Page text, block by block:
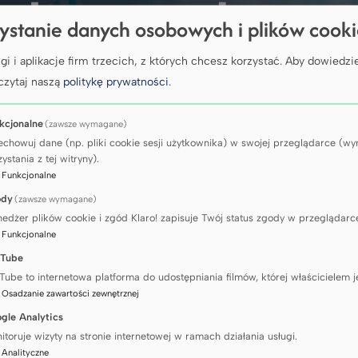
zespołami
ORGANIZACYJNA KONSULTACJE GRUPOWE DLA OSÓB ZARZĄDZAJĄCYCH ZESPOŁAMI
lub online) dla osób zarządzających zespołami
mogą podzielić się problemami dostrzeganymi w swoich
gronie, poświęcone określonej problematyce można
jednocześnie na trzy potrzeby: wsparcia, uczenia
danych osobowych i plików
i aplikacje firm trzecich, z których chcesz korzystać. Aby
naszą politykę prywatności.
(zawsze wymagane)
dane (np. pliki cookie sesji użytkownika) w swojej przeglądarce
z tej witryny).
Funkcjonalne
(zawsze wymagane)
plików cookie i zgód Klaro! zapisuje Twój status zgody w
Funkcjonalne
to internetowa platforma do udostępniania filmów, której właścicielem
Osadzanie zawartości zewnętrznej
Analytics
wizyty na stronie internetowej w ramach działania usługi.
Analityczne